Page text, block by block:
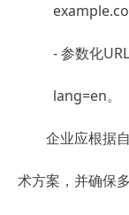
- 参数化
lang=en。
企业应根据
术方案，并确保